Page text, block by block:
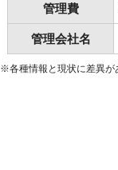
管理費
管理会社名
※各種情報と現状に差異が